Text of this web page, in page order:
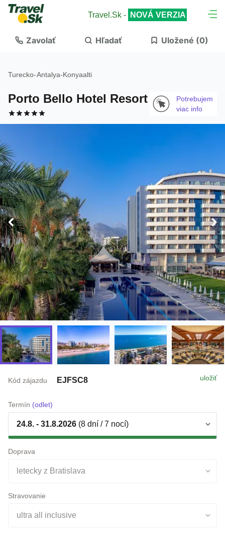
Travel.Sk - NOVÁ VERZIA
Zavolať Hľadať Uložené (0)
Turecko-Antalya-Konyaalti
Porto Bello Hotel Resort
Potrebujem
viac info
uložiť
Kód zájazdu EJFSC8
Termín(odlet)
24.8. - 31.8.2026
letecky z Bratislava
Stravovanie
ultra all inclusive
Zloženie